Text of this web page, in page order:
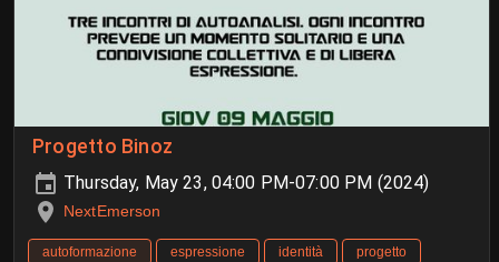
Progetto Binoz
Thursday, May 23, 04:00 PM-07:00 PM (2024)
NextEmerson
autoformazione espressione identità progetto